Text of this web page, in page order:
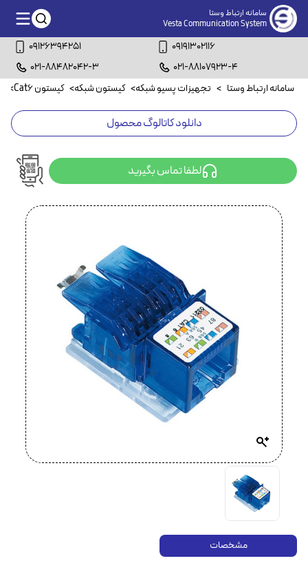
سامانه ارتباط وستا
Vesta Communication System
09126394251
09191302116
021-88482042-3
021-88107923-4
سامانه ارتباط وستا > تجهیزات پسیو شبکه> کیستون شبکه> کیستون Cat6 >
دانلود کاتالوگ محصول
لطفا تماس بگیرید
مشخصات